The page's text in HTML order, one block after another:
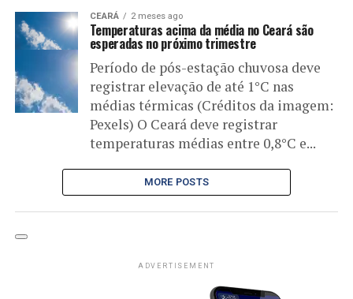
CEARÁ 2 meses ago
Temperaturas acima da média no Ceará são
esperadas no próximo trimestre
Período de pós-estação chuvosa deve
registrar elevação de até 1°C nas
médias térmicas (Créditos da imagem:
Pexels) O Ceará deve registrar
temperaturas médias entre 0,8°C e...
MORE POSTS
ADVERTISEMENT